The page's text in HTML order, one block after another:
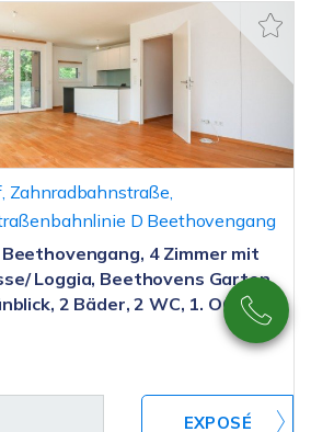
Zahnradbahnstraße,
D Beethovengang
4 Zimmer mit
Loggia, Beethovens Garten,
2 Bäder, 2 WC, 1. OG,